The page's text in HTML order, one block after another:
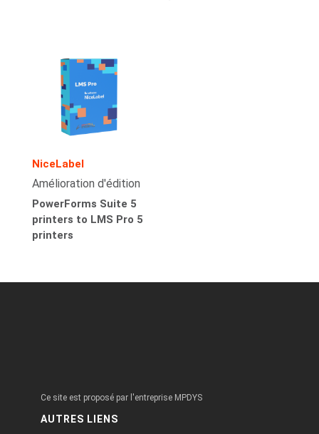
NiceLabel
Amélioration d'édition
PowerForms Suite 5
printers to LMS Pro 5
printers
Ce site est proposé par l'entreprise MPDYS
AUTRES LIENS